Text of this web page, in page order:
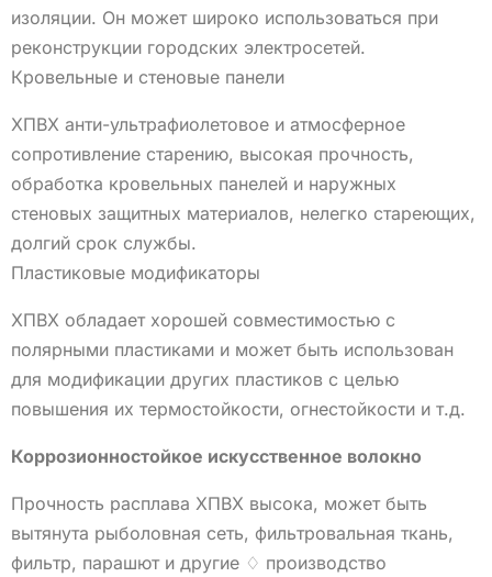
изоляции. Он может широко использоваться при
реконструкции городских электросетей.
Кровельные и стеновые панели
ХПВХ анти-ультрафиолетовое и атмосферное
сопротивление старению, высокая прочность,
обработка кровельных панелей и наружных
стеновых защитных материалов, нелегко стареющих,
долгий срок службы.
Пластиковые модификаторы
ХПВХ обладает хорошей совместимостью с
полярными пластиками и может быть использован
для модификации других пластиков с целью
повышения их термостойкости, огнестойкости и т.д.
Коррозионностойкое искусственное волокно
Прочность расплава ХПВХ высока, может быть
вытянута рыболовная сеть, фильтровальная ткань,
фильтр, парашют и другие ♢ производство